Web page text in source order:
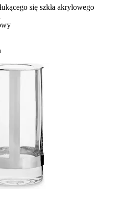
się szkła akrylowego